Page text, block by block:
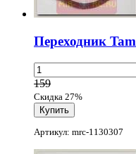
Переходник
159
Скидка 27%
Артикул: mrc-1130307